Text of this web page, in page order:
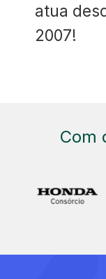
atua
2007!
Com